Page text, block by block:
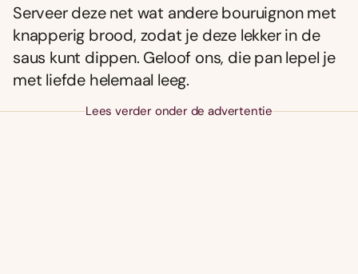
Serveer deze net wat andere bouruignon met
knapperig brood, zodat je deze lekker in de
saus kunt dippen. Geloof ons, die pan lepel je
met liefde helemaal leeg.
Lees verder onder de advertentie